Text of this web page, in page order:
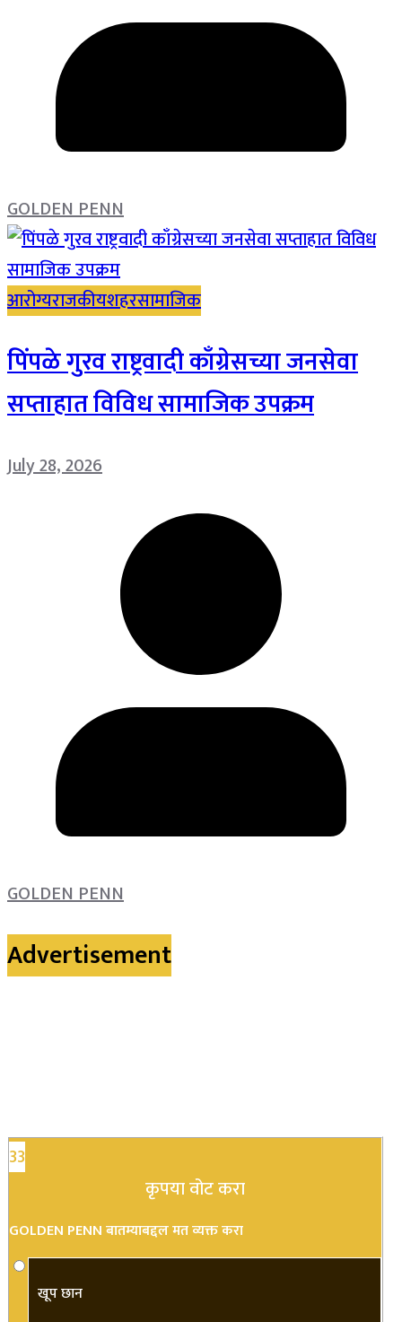
GOLDEN PENN
आरोग्यराजकीयशहरसामाजिक
पिंपळे गुरव राष्ट्रवादी काँग्रेसच्या जनसेवा
सप्ताहात विविध सामाजिक उपक्रम
July 28, 2026
GOLDEN PENN
Advertisement
33
कृपया वोट करा
GOLDEN PENN बातम्याबद्दल मत व्यक्त करा
खूप छान